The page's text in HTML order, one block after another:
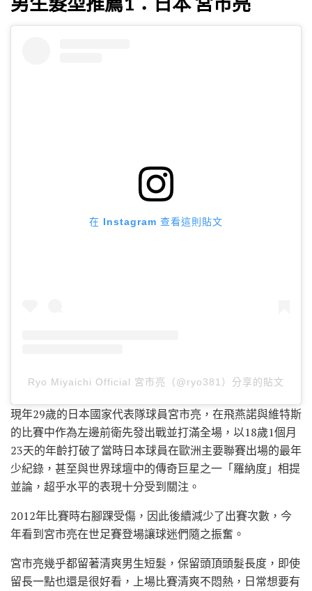
在 Instagram 查看這則貼文
Ryo Miyaichi Official 宮市亮（@ryo381）分享的貼文
現年29歲的日本國家代表隊球員宮市亮，在飛燕諾與維特斯
的比賽中作為左邊前衛先發出戰並打滿全場，以18歲1個月
23天的年齡打破了當時日本球員在歐洲主要聯賽出場的最年
少紀錄，甚至與世界球壇中的傳奇巨星之一「羅納度」相提
並論，超乎水平的表現十分受到關注。
2012年比賽時右腳踝受傷，因此後續減少了出賽次數，今
年看到宮市亮在世足賽登場讓球迷們隨之振奮。
宮市亮幾乎都留著清爽男生短髮，保留頭頂頭髮長度，即使
留長一點也還是很好看，上場比賽清爽不悶熱，日常想要有